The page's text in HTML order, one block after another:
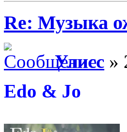
Re: Музыка
Улисс »
Edo & Jo